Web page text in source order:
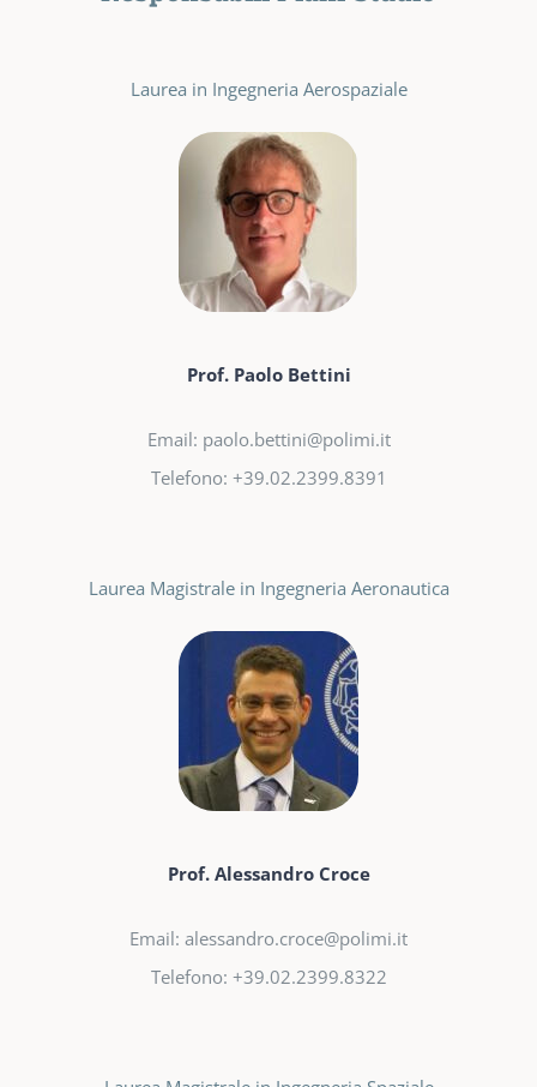
Laurea in Ingegneria Aerospaziale
Prof. Paolo Bettini
Email: paolo.bettini@polimi.it
Telefono: +39.02.2399.8391
Laurea Magistrale in Ingegneria Aeronautica
Prof. Alessandro Croce
Email: alessandro.croce@polimi.it
Telefono: +39.02.2399.8322